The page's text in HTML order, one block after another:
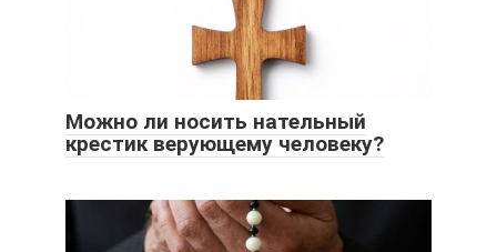
Можно ли носить нательный
крестик верующему человеку?